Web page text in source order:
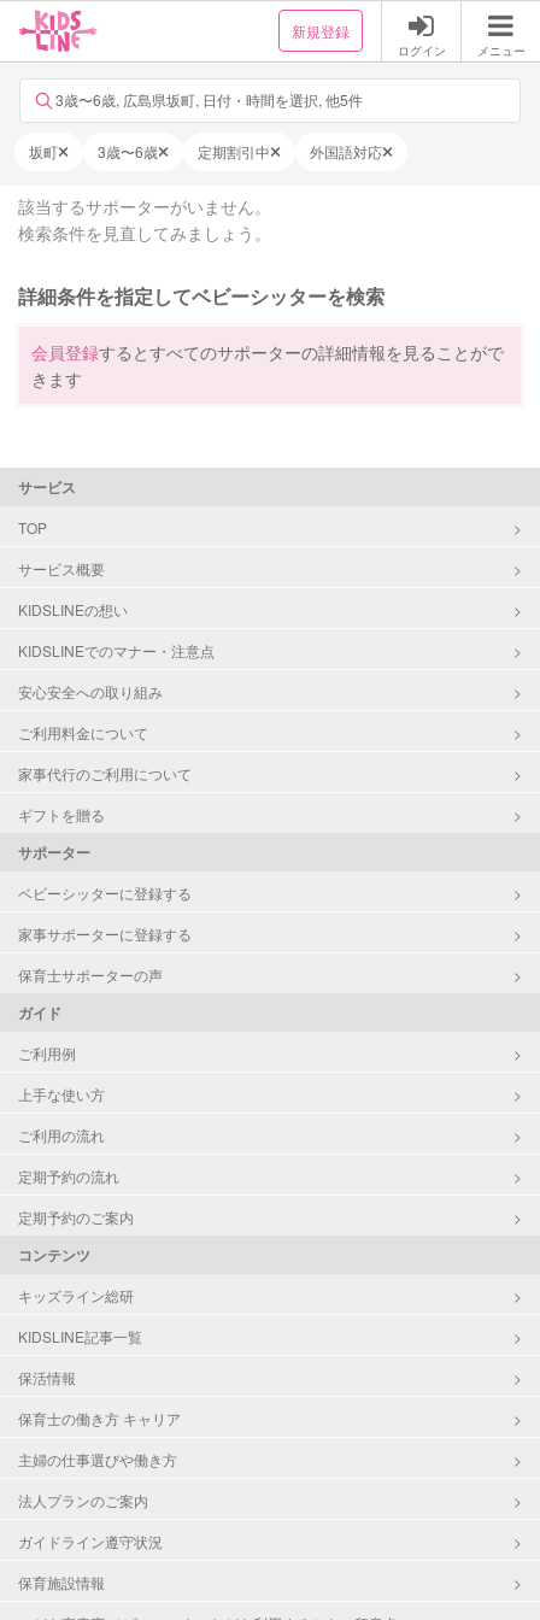
新規登録
ログイン メニュー
3歳〜6歳, 広島県坂町, 日付・時間を選択, 他5件
坂町 3歳〜6歳 定期割引中 外国語対応
該当するサポーターがいません。
検索条件を見直してみましょう。
詳細条件を指定してベビーシッターを検索
会員登録するとすべてのサポーターの詳細情報を見ることがで
きます
サービス
TOP
サービス概要
KIDSLINEの想い
KIDSLINEでのマナー・注意点
安心安全への取り組み
ご利用料金について
家事代行のご利用について
ギフトを贈る
サポーター
ベビーシッターに登録する
家事サポーターに登録する
保育士サポーターの声
ガイド
ご利用例
上手な使い方
ご利用の流れ
定期予約の流れ
定期予約のご案内
コンテンツ
キッズライン総研
KIDSLINE記事一覧
保活情報
保育士の働き方 キャリア
主婦の仕事選びや働き方
法人プランのご案内
ガイドライン遵守状況
保育施設情報